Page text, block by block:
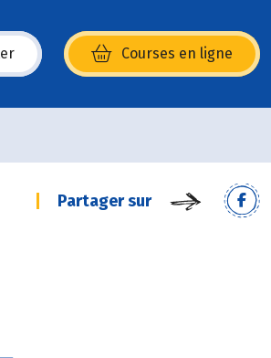
Courses en ligne
nouvelle fenêtre)
Partager sur